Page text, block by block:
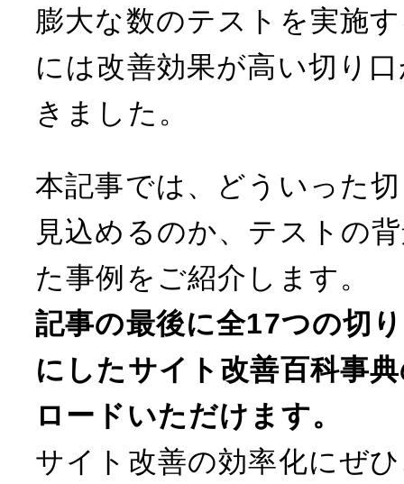
膨大な数のテストを実施
には改善効果が高い切り
きました。
本記事では、どういった
見込めるのか、テストの
た事例をご紹介します。
記事の最後に全17つの切
にしたサイト改善百科事
ロードいただけます。
サイト改善の効率化にぜ